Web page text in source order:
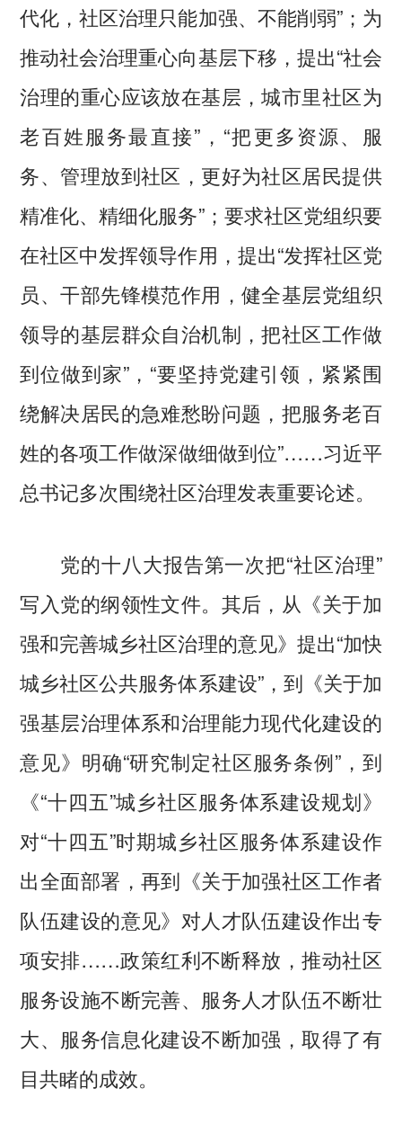
代化，社区治理只能加强、不能削弱”；为
推动社会治理重心向基层下移，提出“社会
治理的重心应该放在基层，城市里社区为
老百姓服务最直接”，“把更多资源、服
务、管理放到社区，更好为社区居民提供
精准化、精细化服务”；要求社区党组织要
在社区中发挥领导作用，提出“发挥社区党
员、干部先锋模范作用，健全基层党组织
领导的基层群众自治机制，把社区工作做
到位做到家”，“要坚持党建引领，紧紧围
绕解决居民的急难愁盼问题，把服务老百
姓的各项工作做深做细做到位”……习近平
总书记多次围绕社区治理发表重要论述。
党的十八大报告第一次把“社区治理”
写入党的纲领性文件。其后，从《关于加
强和完善城乡社区治理的意见》提出“加快
城乡社区公共服务体系建设”，到《关于加
强基层治理体系和治理能力现代化建设的
意见》明确“研究制定社区服务条例”，到
《“十四五”城乡社区服务体系建设规划》
对“十四五”时期城乡社区服务体系建设作
出全面部署，再到《关于加强社区工作者
队伍建设的意见》对人才队伍建设作出专
项安排……政策红利不断释放，推动社区
服务设施不断完善、服务人才队伍不断壮
大、服务信息化建设不断加强，取得了有
目共睹的成效。